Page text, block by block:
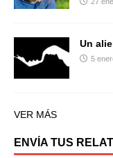
Un
5
VER MÁS
ENVÍA TUS